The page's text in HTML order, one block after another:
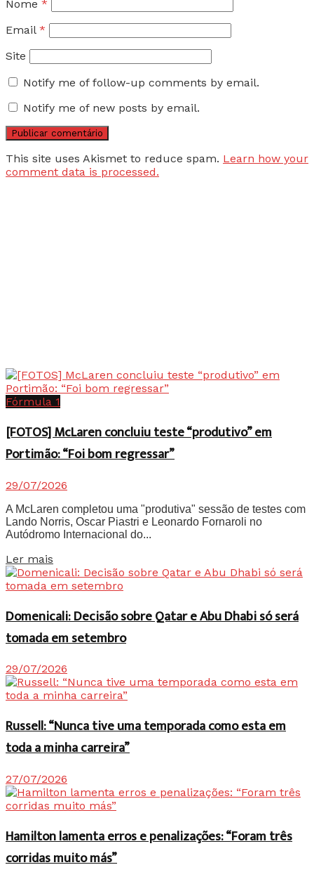
Nome *
Email *
Site
Notify me of follow-up comments by email.
Notify me of new posts by email.
This site uses Akismet to reduce spam. Learn how your
comment data is processed.
Fórmula 1
[FOTOS] McLaren concluiu teste “produtivo” em
Portimão: “Foi bom regressar”
29/07/2026
A McLaren completou uma "produtiva" sessão de testes com
Lando Norris, Oscar Piastri e Leonardo Fornaroli no
Autódromo Internacional do...
Ler mais
Domenicali: Decisão sobre Qatar e Abu Dhabi só será
tomada em setembro
29/07/2026
Russell: “Nunca tive uma temporada como esta em
toda a minha carreira”
27/07/2026
Hamilton lamenta erros e penalizações: “Foram três
corridas muito más”